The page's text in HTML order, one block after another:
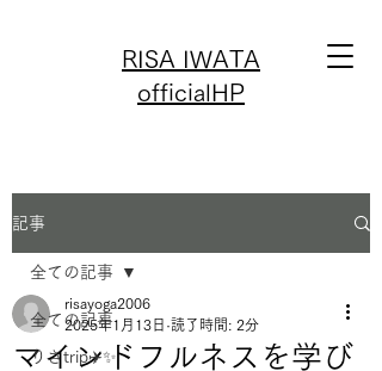
RISA IWATA
officialHP
記事
全ての記事
りさtrip✈️✨
全ての記事
マインドフルネスを学び
risayoga2006
2025年1月13日 読了時間: 2分